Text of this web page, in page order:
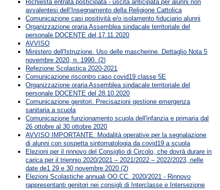
Richiesta entrata posticipata - uscita anticipata per alunni non
avvalentesi dell’Insegnamento della Religione Cattolica
Comunicazione casi positività e/o isolamento fiduciario alunni
Organizzazione oraria Assemblea sindacale territoriale del
personale DOCENTE del 17.11.2020
AVVISO
Ministero dell'Istruzione. Uso delle mascherine. Dettaglio Nota 5
novembre 2020, n. 1990. (2)
Refezione Scolastica 2020-2021
Comunicazione riscontro caso covid19 classe 5E
Organizzazione oraria Assemblea sindacale territoriale del
personale DOCENTE del 28.10.2020
Comunicazione genitori. Precisazioni gestione emergenza
sanitaria a scuola
Comunicazione funzionamento scuola dell'infanzia e primaria dal
26 ottobre al 30 ottobre 2020
AVVISO IMPORTANTE. Modalità operative per la segnalazione
di alunni con sospetta sintomatologia da covid19 a scuola
Elezioni per il rinnovo del Consiglio di Circolo, che dovrà durare in
carica per il triennio 2020/2021 – 2021/2022 – 2022/2023, nelle
date de1 29 e 30 novembre 2020 (2)
Elezioni Scolastiche annuali OO.CC. 2020/2021 - Rinnovo
rappresentanti genitori nei consigli di Interclasse e Intersezione